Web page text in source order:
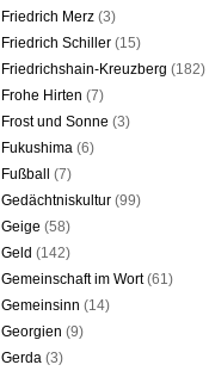
Friedrich Merz (3)
Friedrich Schiller (15)
Friedrichshain-Kreuzberg (182)
Frohe Hirten (7)
Frost und Sonne (3)
Fukushima (6)
Fußball
(7)
Gedächtniskultur (99)
Geige (58)
Geld (142)
Gemeinschaft im Wort(61)
Gemeinsinn (14)
Georgien (9)
Gerda (3)